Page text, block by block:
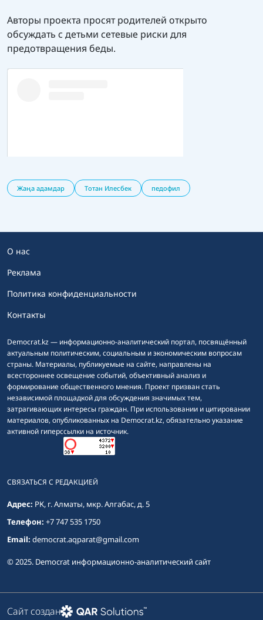
Авторы проекта просят родителей открыто
обсуждать с детьми сетевые риски для
предотвращения беды.
Жаңа адамдар Тотан Илесбек педофил
Democrat.kz — информационно-аналитический портал, посвящённый
актуальным политическим, социальным и экономическим вопросам
страны. Материалы, публикуемые на сайте, направлены на
всестороннее освещение событий, объективный анализ и
формирование общественного мнения. Проект призван стать
независимой площадкой для обсуждения значимых тем,
затрагивающих интересы граждан. При использовании и цитировании
материалов, опубликованных на Democrat.kz, обязательно указание
активной гиперссылки на источник.
О нас
Реклама
Политика конфиденциальности
Контакты
СВЯЗАТЬСЯ С РЕДАКЦИЕЙ
Адрес: РК, г. Алматы, мкр. Алгабас, д. 5
Телефон: +7 747 535 1750
Email: democrat.aqparat@gmail.com
© 2025. Democrat информационно-аналитический сайт
Сайт создан